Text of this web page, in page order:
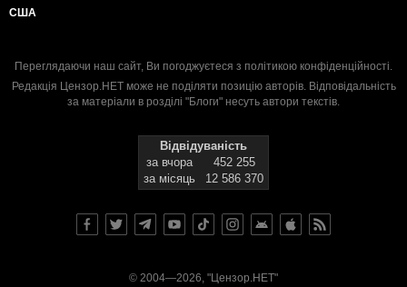
США
Переглядаючи наш сайт, Ви погоджуєтеся з політикою конфіденційності.
Редакція Цензор.НЕТ може не поділяти позицію авторів. Відповідальність
за матеріали в розділі "Блоги" несуть автори текстів.
Відвідуваність
за вчора
452 255
за місяць
12 586 370
© 2004—2026, "Цензор.НЕТ"